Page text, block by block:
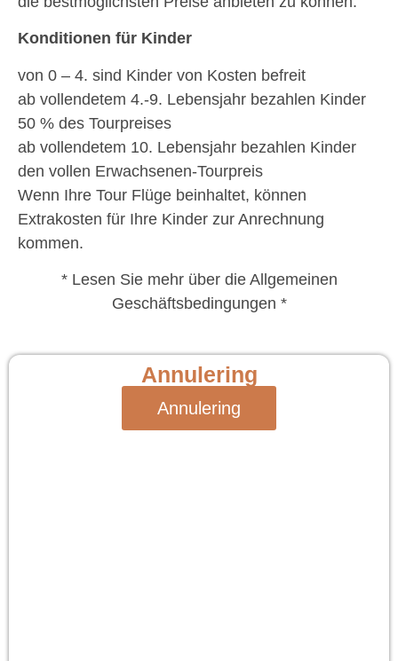
Konditionen für Kinder
von 0 – 4. sind Kinder von Kosten befreit
ab vollendetem 4.-9. Lebensjahr bezahlen Kinder
50 % des Tourpreises
ab vollendetem 10. Lebensjahr bezahlen Kinder
den vollen Erwachsenen-Tourpreis
Wenn Ihre Tour Flüge beinhaltet, können
Extrakosten für Ihre Kinder zur Anrechnung
kommen.
* Lesen Sie mehr über die Allgemeinen
Geschäftsbedingungen *
Annulering
Annulering